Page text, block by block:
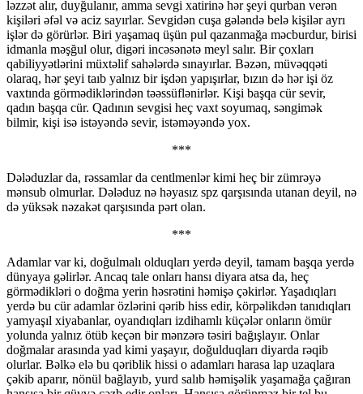
ləzzət alır, duyğulanır, amma sevgi xatirinə hər şeyi qurban verən
kişiləri əfəl və aciz sayırlar. Sevgidən cuşa gələndə belə kişilər ayrı
işlər də görürlər. Biri yaşamaq üşün pul qazanmağa məcburdur, birisi
idmanla məşğul olur, digəri incəsənətə meyl salır. Bir çoxları
qabiliyyətlərini müxtəlif sahələrdə sınayırlar. Bəzən, müvəqqəti
olaraq, hər şeyi taıb yalnız bir işdən yapışırlar, bızın də hər işi öz
vaxtında görmədiklərindən təəssüflənirlər. Kişi başqa cür sevir,
qadın başqa cür. Qadının sevgisi heç vaxt soyumaq, səngimək
bilmir, kişi isə istəyəndə sevir, istəməyəndə yox.
***
Dələduzlar da, rəssamlar da centlmenlər kimi heç bir zümrəyə
mənsub olmurlar. Dələduz nə həyasız spz qarşısında utanan deyil, nə
də yüksək nəzakət qarşısında pərt olan.
***
Adamlar var ki, doğulmalı olduqları yerdə deyil, tamam başqa yerdə
dünyaya gəlirlər. Ancaq tale onları hansı diyara atsa da, heç
görmədikləri o doğma yerin həsrətini həmişə çəkirlər. Yaşadıqları
yerdə bu cür adamlar özlərini qərib hiss edir, körpəlikdən tanıdıqları
yamyaşıl xiyabanlar, oyandıqları izdihamlı küçələr onların ömür
yolunda yalnız ötüb keçən bir mənzərə təsiri bağışlayır. Onlar
doğmalar arasında yad kimi yaşayır, doğulduqları diyarda rəqib
olurlar. Bəlkə elə bu qəriblik hissi o adamları harasa lap uzaqlara
çəkib aparır, nönül bağlayıb, yurd salıb həmişəlik yaşamağa çağıran